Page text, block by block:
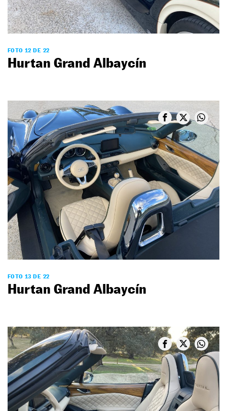
FOTO 12 DE 22
Hurtan Grand Albaycín
FOTO 13 DE 22
Hurtan Grand Albaycín